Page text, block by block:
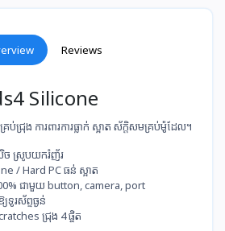
Reviews
Silicone
រប់ជ្រុង ការពារការធ្លាក់ ស្អាត ស័ក្តិសម​គ្រប់ម៉ូដែល។
រលិច​ ស្រូប​យករំញ័រ
/ Hard PC ធន់​ ស្អាត
ជាមួយ​ button, camera, port
ទូរស័ព្ទ​ធ្ងន់
ជ្រុង​ 4 ផ្ចិត